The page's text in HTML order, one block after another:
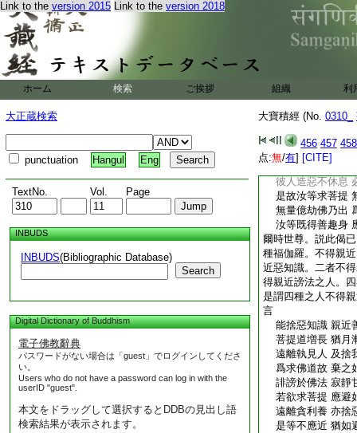
Link to the version 2015 Link to the version 2018
ホーム 検索 ご挨拶 組織 利
大正蔵検索
punctuation Hangul Eng
TextNo. Vol. Page
INBUDS
INBUDS(Bibliographic Database)
Search
Digital Dictionary of Buddhism
電子佛教辭典
パスワードがない場合は「guest」でログインしてくださ
い。
Users who do not have a password can log in with the
userID "guest".
本文をドラッグして選択するとDDBの見出し語
検索結果が表示されます。
大寶積經 (No. 0310_
456 457 458
点:無/有] [CITE]
彼去菩提甚懸遠
違背解脱八正路
爾時世尊。説此偈
障道之法。何等爲
懈怠不信闇鈍心
見有忍辱諸比丘
若得利養心歡喜
恒作方便求人短
如是等人去法遠
厭惡諸佛微妙法
彼人造惡不休息
是故汝等求菩提
無量億劫佛乃出
汝等既得善趣身
爾時世尊。説此偈
種福伽羅。不得親
近惡知識。二者不
得親近謗法之人。
是謂四種之人不得
言
能捨惡知識 親近
菩提道増長 猶月
遠離執見人 及捨
爲求佛道故 棄之
誹謗於佛法 寂靜
若欲求菩提 應避
遠離貪利養 亦捨
是等不應近 猶如